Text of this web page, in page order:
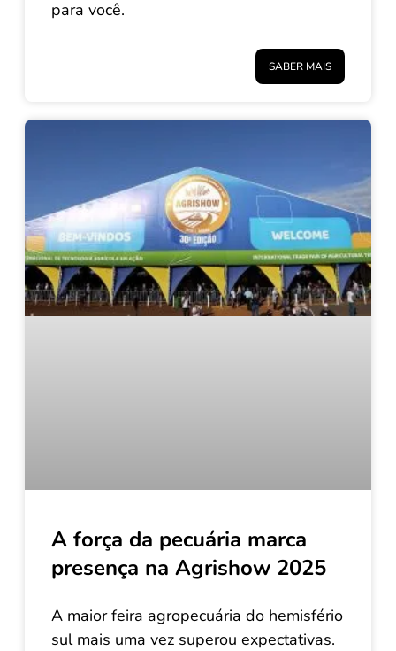
para você.
SABER MAIS
A força da pecuária marca
presença na Agrishow 2025
A maior feira agropecuária do hemisfério
sul mais uma vez superou expectativas.